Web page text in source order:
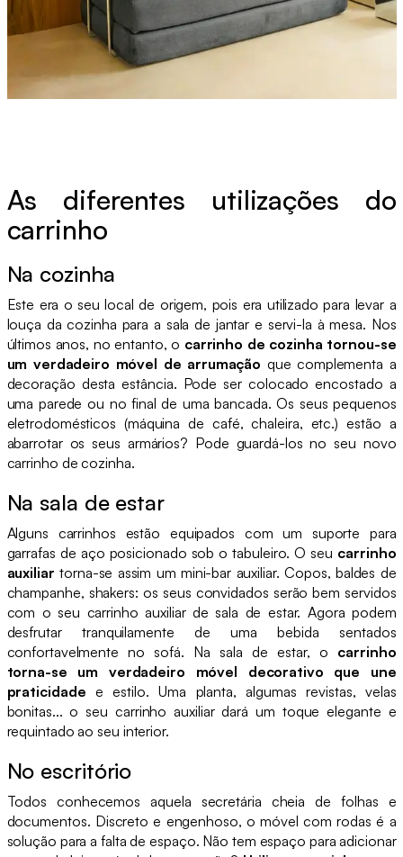
As diferentes utilizações do
carrinho
Na cozinha
Este era o seu local de origem, pois era utilizado para levar a
louça da cozinha para a sala de jantar e servi-la à mesa. Nos
últimos anos, no entanto, o carrinho de cozinha tornou-se
um verdadeiro móvel de arrumação que complementa a
decoração desta estância. Pode ser colocado encostado a
uma parede ou no final de uma bancada. Os seus pequenos
eletrodomésticos (máquina de café, chaleira, etc.) estão a
abarrotar os seus armários? Pode guardá-los no seu novo
carrinho de cozinha.
Na sala de estar
Alguns carrinhos estão equipados com um suporte para
garrafas de aço posicionado sob o tabuleiro. O seu carrinho
auxiliar torna-se assim um mini-bar auxiliar. Copos, baldes de
champanhe, shakers: os seus convidados serão bem servidos
com o seu carrinho auxiliar de sala de estar. Agora podem
desfrutar tranquilamente de uma bebida sentados
confortavelmente no sofá. Na sala de estar, o carrinho
torna-se um verdadeiro móvel decorativo que une
praticidade e estilo. Uma planta, algumas revistas, velas
bonitas... o seu carrinho auxiliar dará um toque elegante e
requintado ao seu interior.
No escritório
Todos conhecemos aquela secretária cheia de folhas e
documentos. Discreto e engenhoso, o móvel com rodas é a
solução para a falta de espaço. Não tem espaço para adicionar